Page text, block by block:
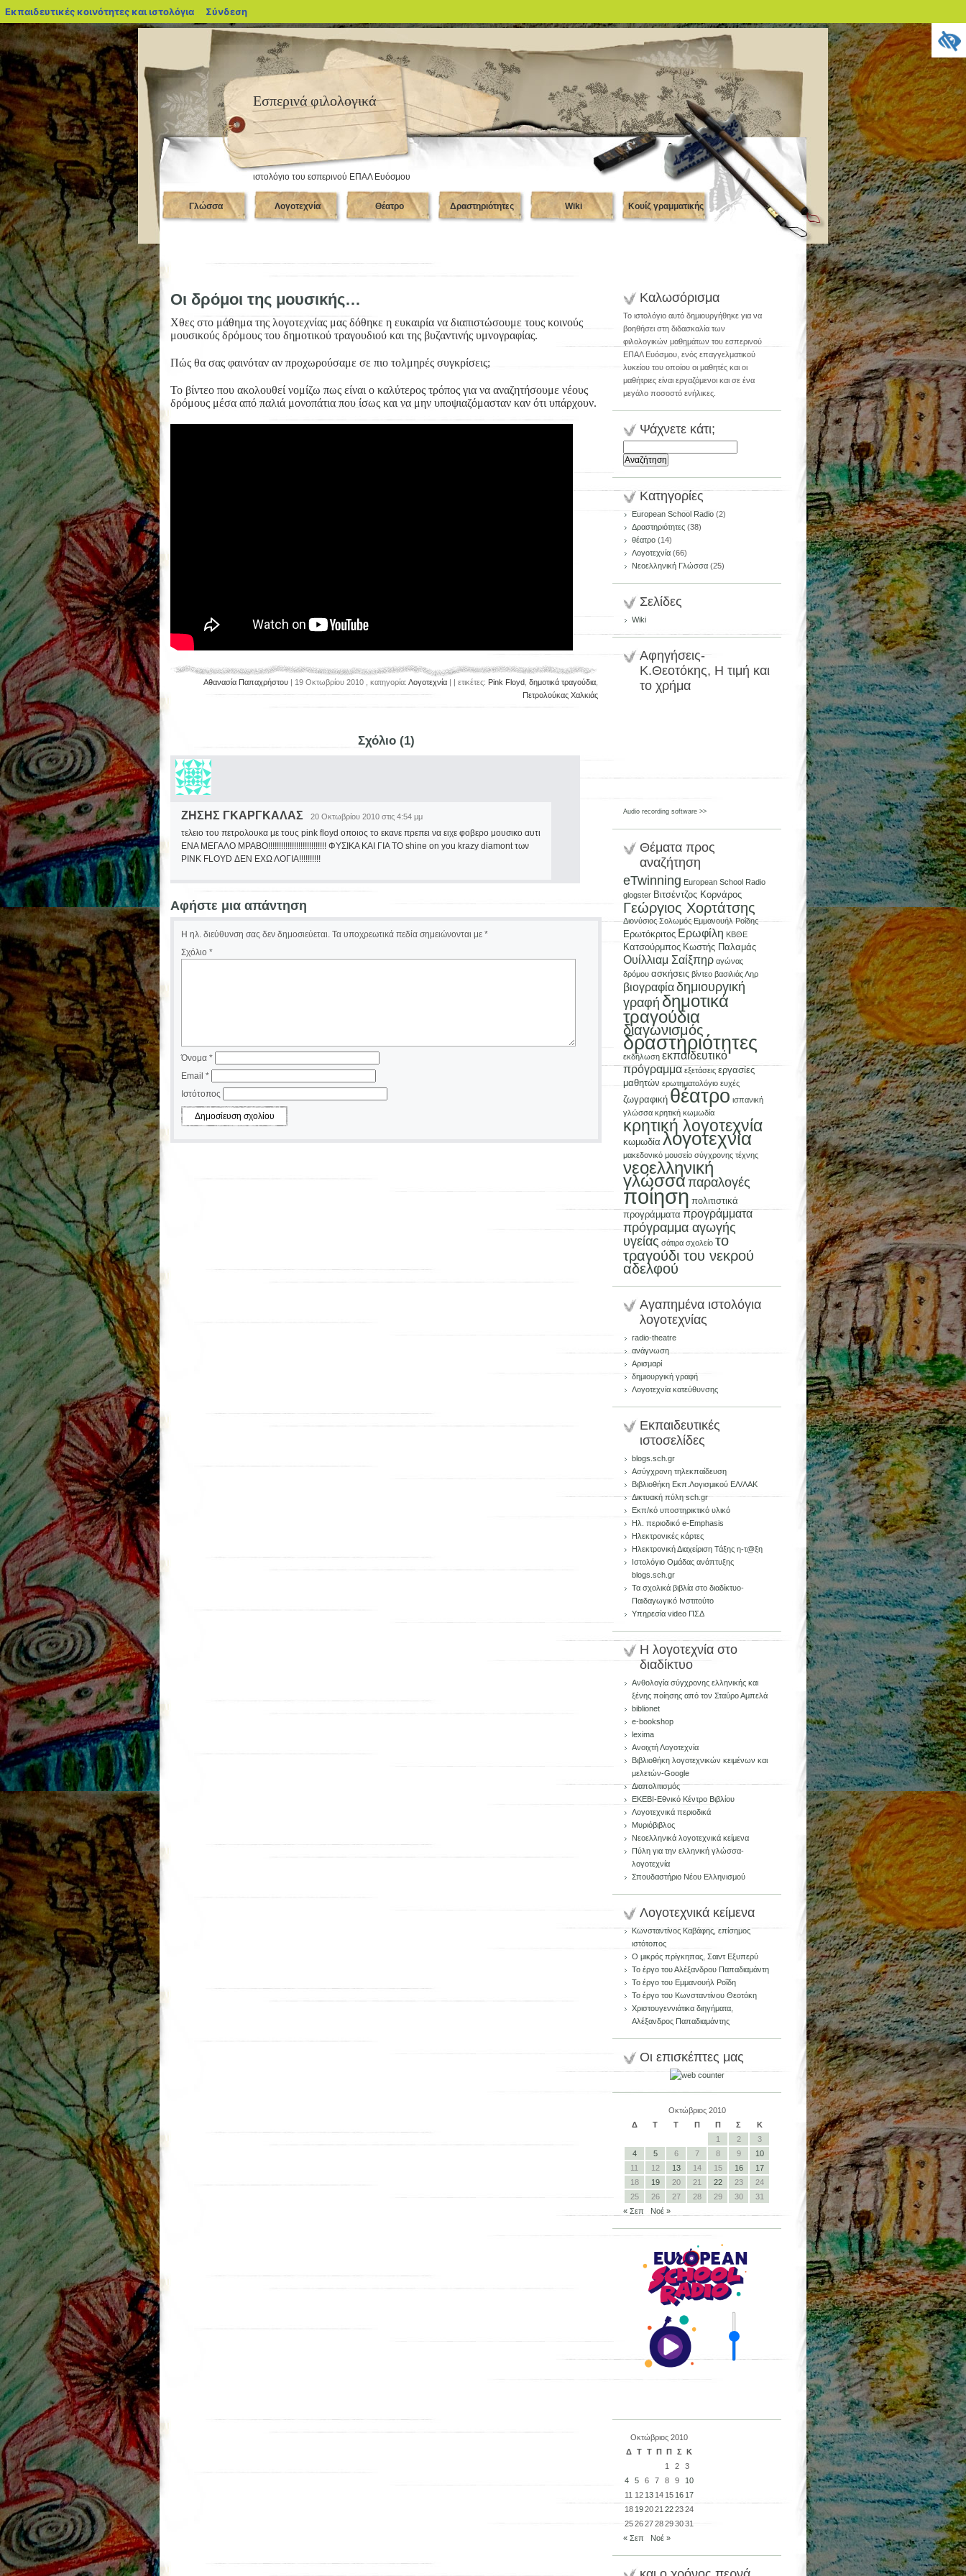
Εκπαιδευτικές κοινότητες και ιστολόγια blogs.sch.gr
Σύνδεση
Εσπερινά φιλολογικά
ιστολόγιο του εσπερινού ΕΠΑΛ Ευόσμου
Γλώσσα Λογοτεχνία Θέατρο Δραστηριότητες Wiki Κουίζ γραμματικής
Οι δρόμοι της μουσικής…
Χθες στο μάθημα της λογοτεχνίας μας δόθηκε η ευκαιρία να διαπιστώσουμε τους κοινούς
μουσικούς δρόμους του δημοτικού τραγουδιού και της βυζαντινής υμνογραφίας.
Πώς θα σας φαινόταν αν προχωρούσαμε σε πιο τολμηρές συγκρίσεις;
Το βίντεο που ακολουθεί νομίζω πως είναι ο καλύτερος τρόπος για να αναζητήσουμε νέους
δρόμους μέσα από παλιά μονοπάτια που ίσως και να μην υποψιαζόμασταν καν ότι υπάρχουν.
Αθανασία Παπαχρήστου | 19 Οκτωβρίου 2010 , κατηγορία: Λογοτεχνία | | ετικέτες: Pink Floyd δημοτικά τραγούδια
Πετρολούκας Χαλκιάς
Σχόλιο (1)
ΖΗΣΗΣ ΓΚΑΡΓΚΑΛΑΣ 20 Οκτωβρίου 2010 στις 4:54 μμ
τελειο του πετρολουκα με τους pink floyd οποιος το εκανε πρεπει να ειχε φοβερο μουσικο αυτι
ΕΝΑ ΜΕΓΑΛΟ ΜΡΑΒΟ!!!!!!!!!!!!!!!!!!!!!!!!!!! ΦΥΣΙΚΑ ΚΑΙ ΓΙΑ ΤΟ shine on you krazy diamont των
PINK FLOYD ΔΕΝ ΕΧΩ ΛΟΓΙΑ!!!!!!!!!!
Αφήστε μια απάντηση
Η ηλ. διεύθυνση σας δεν δημοσιεύεται. Τα υποχρεωτικά πεδία σημειώνονται με *
Σχόλιο *
Όνομα *
Email *
Ιστότοπος
Καλωσόρισμα
Το ιστολόγιο αυτό δημιουργήθηκε για να
βοηθήσει στη διδασκαλία των
φιλολογικών μαθημάτων του εσπερινού
ΕΠΑΛ Ευόσμου, ενός επαγγελματικού
λυκείου του οποίου οι μαθητές και οι
μαθήτριες είναι εργαζόμενοι και σε ένα
μεγάλο ποσοστό ενήλικες.
Ψάχνετε κάτι;
για:
Κατηγορίες
European School Radio (2)
Δραστηριότητες (38)
θέατρο (14)
Λογοτεχνία (66)
Νεοελληνική Γλώσσα (25)
Σελίδες
Wiki
Αφηγήσεις-
Κ.Θεοτόκης, Η τιμή και
το χρήμα
Audio recording software >>
Θέματα προς
αναζήτηση
eTwinning European School Radio
glogster Βιτσέντζος Κορνάρος
Γεώργιος Χορτάτσης
Διονύσιος Σολωμός Εμμανουήλ Ροΐδης
Ερωτόκριτος Ερωφίλη ΚΒΘΕ
Κατσούρμπος Κωστής Παλαμάς
Ουίλλιαμ Σαίξπηρ αγώνας
δρόμου ασκήσεις βίντεο βασιλιάς Ληρ
βιογραφίαδημιουργική
γραφή δημοτικά
τραγούδια
διαγωνισμός
δραστηριότητες
εκδήλωση εκπαιδευτικό
πρόγραμμα εξετάσεις εργασίες
μαθητών ερωτηματολόγιο ευχές
ζωγραφική θέατρο ισπανική
γλώσσα κρητική κωμωδία
κρητική λογοτεχνία
κωμωδία λογοτεχνία
μακεδονικό μουσείο σύγχρονης τέχνης
νεοελληνική
γλώσσα παραλογές
ποίηση πολιτιστικά
προγράμματα προγράμματα
πρόγραμμα αγωγής
υγείας σάτιρα σχολείο το
τραγούδι του νεκρού
αδελφού
Αγαπημένα ιστολόγια
λογοτεχνίας
radio-theatre
ανάγνωση
Αρισμαρί
δημιουργική γραφή
Λογοτεχνία κατεύθυνσης
Εκπαιδευτικές
ιστοσελίδες
blogs.sch.gr
Ασύγχρονη τηλεκπαίδευση
Βιβλιοθήκη Εκπ.Λογισμικού ΕΛ/ΛΑΚ
Δικτυακή πύλη sch.gr
Εκπ/κό υποστηρικτικό υλικό
Ηλ. περιοδικό e-Emphasis
Ηλεκτρονικές κάρτες
Ηλεκτρονική Διαχείριση Τάξης η-τ@ξη
Ιστολόγιο Ομάδας ανάπτυξης
blogs.sch.gr
Τα σχολικά βιβλία στο διαδίκτυο-
Παιδαγωγικό Ινστιτούτο
Υπηρεσία video ΠΣΔ
Η λογοτεχνία στο
διαδίκτυο
Aνθολογία σύγχρονης ελληνικής και
ξένης ποίησης από τον Σταύρο Αμπελά
biblionet
e-bookshop
lexima
Ανοιχτή Λογοτεχνία
Βιβλιοθήκη λογοτεχνικών κειμένων και
μελετών-Google
Διαπολιτισμός
ΕΚΕΒΙ-Εθνικό Κέντρο Βιβλίου
Λογοτεχνικά περιοδικά
Μυριόβιβλος
Νεοελληνικά λογοτεχνικά κείμενα
Πύλη για την ελληνική γλώσσα-
λογοτεχνία
Σπουδαστήριο Νέου Ελληνισμού
Λογοτεχνικά κείμενα
Κωνσταντίνος Καβάφης, επίσημος
ιστότοπος
Ο μικρός πρίγκηπας, Σαιντ Εξυπερύ
Το έργο του Αλέξανδρου Παπαδιαμάντη
Το έργο του Εμμανουήλ Ροΐδη
Το έργο του Κωνσταντίνου Θεοτόκη
Χριστουγεννιάτικα διηγήματα,
Αλέξανδρος Παπαδιαμάντης
Οι επισκέπτες μας
Οκτώβριος 2010
Δ
Τ Τ Π Π Σ
Κ
1
2
3
4
5 6 7 8 9
10
11
12 13 14 15 16
17
18
19 20 21 22 23
24
25
26 27 28 29 30
31
« Σεπ
Νοέ »
Οκτώβριος 2010
Δ Τ Τ Π Π Σ Κ
1
2
3
4
5 6 7 8 9
10
11 12 13 14 15 16 17
18 192021 222324
25262728293031
« Σεπ
Νοέ »